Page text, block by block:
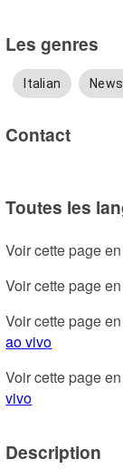
Les genres
Italian News
Contact
Toutes les
Voir cette page
Voir cette page
Voir cette page
ao vivo
Voir cette page
vivo
Description